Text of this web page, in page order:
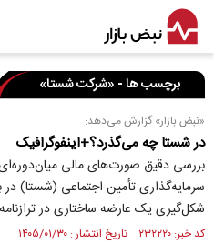
برچسب ها - «شرکت شستا»
«نبض بازار» گزارش می‌دهد:
در شستا چه می‌گذرد؟+اینفوگرافیک
بررسی دقیق صورت‌های مالی
شکل‌گیری یک عارضه ساختاری در
کد خبر: ۲۳۲۲۲۰ تاریخ انتشار : ۱۴۰۵/۰۱/۳۰